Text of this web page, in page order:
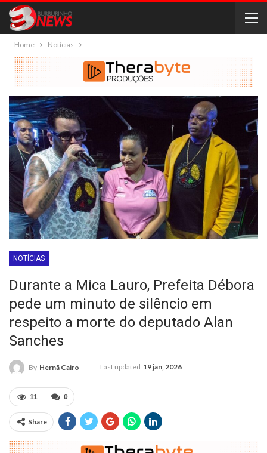
Home Notícias
NOTÍCIAS
Durante a Mica Lauro, Prefeita Débora
pede um minuto de silêncio em
respeito a morte do deputado Alan
Sanches
By Hernã Cairo Last updated 19 jan, 2026
0
11
Share